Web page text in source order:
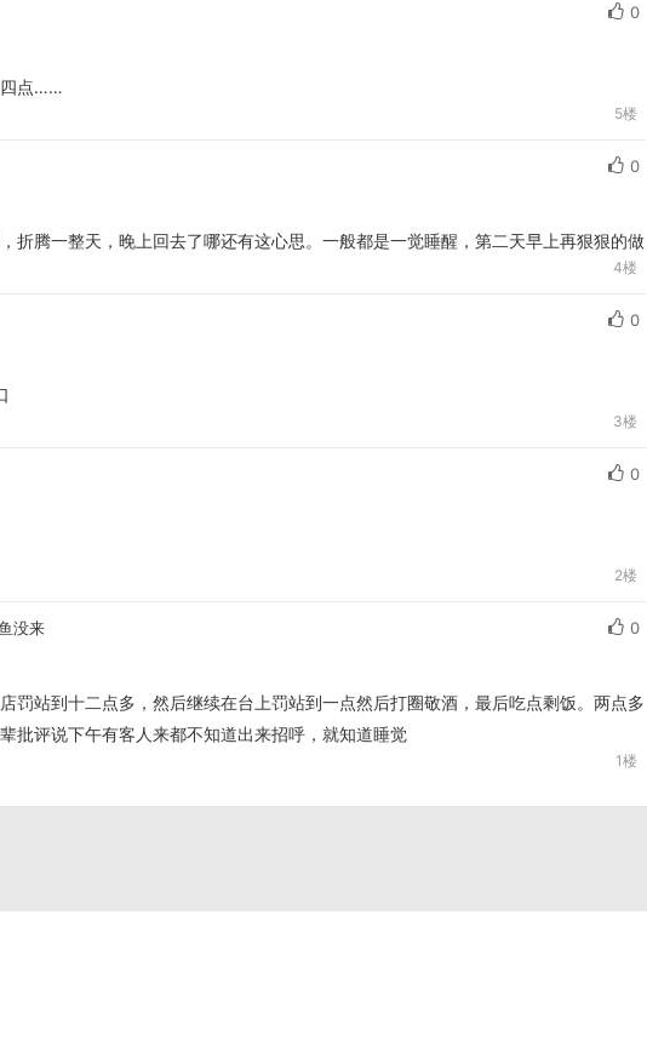
0
四点……
5楼
0
折腾一整天，晚上回去了哪还有这心思。一般都是一觉睡醒，第二天早上再狠狠的做
4楼
0
3楼
0
2楼
0
没来
罚站到十二点多，然后继续在台上罚站到一点然后打圈敬酒，最后吃点剩饭。两点多
批评说下午有客人来都不知道出来招呼，就知道睡觉
1楼